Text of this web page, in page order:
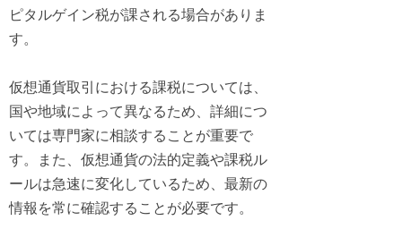
ピタルゲイン税が課される場合がありま
す。
仮想通貨取引における課税については、
国や地域によって異なるため、詳細につ
いては専門家に相談することが重要で
す。また、仮想通貨の法的定義や課税ル
ールは急速に変化しているため、最新の
情報を常に確認することが必要です。